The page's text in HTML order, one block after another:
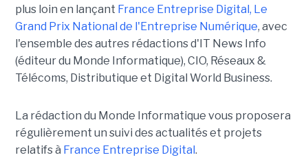
plus loin en lançant France Entreprise Digital, Le
Grand Prix National de l'Entreprise Numérique, avec
l'ensemble des autres rédactions d'IT News Info
(éditeur du Monde Informatique), CIO, Réseaux &
Télécoms, Distributique et Digital World Business.
La rédaction du Monde Informatique vous proposera
régulièrement un suivi des actualités et projets
relatifs à France Entreprise Digital.